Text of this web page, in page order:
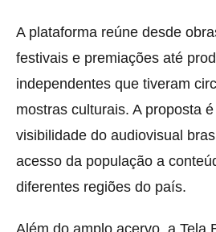
A plataforma reúne desde
festivais e premiações até
independentes que tiveram
mostras culturais. A proposta
visibilidade do audiovisual
acesso da população a
diferentes regiões do país.